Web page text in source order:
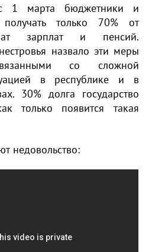
1 марта бюджетники и
только 70% от
зарплат и пенсий.
назвало эти меры
со сложной
в республике и в
30% долга государство
только появится такая
недовольство: